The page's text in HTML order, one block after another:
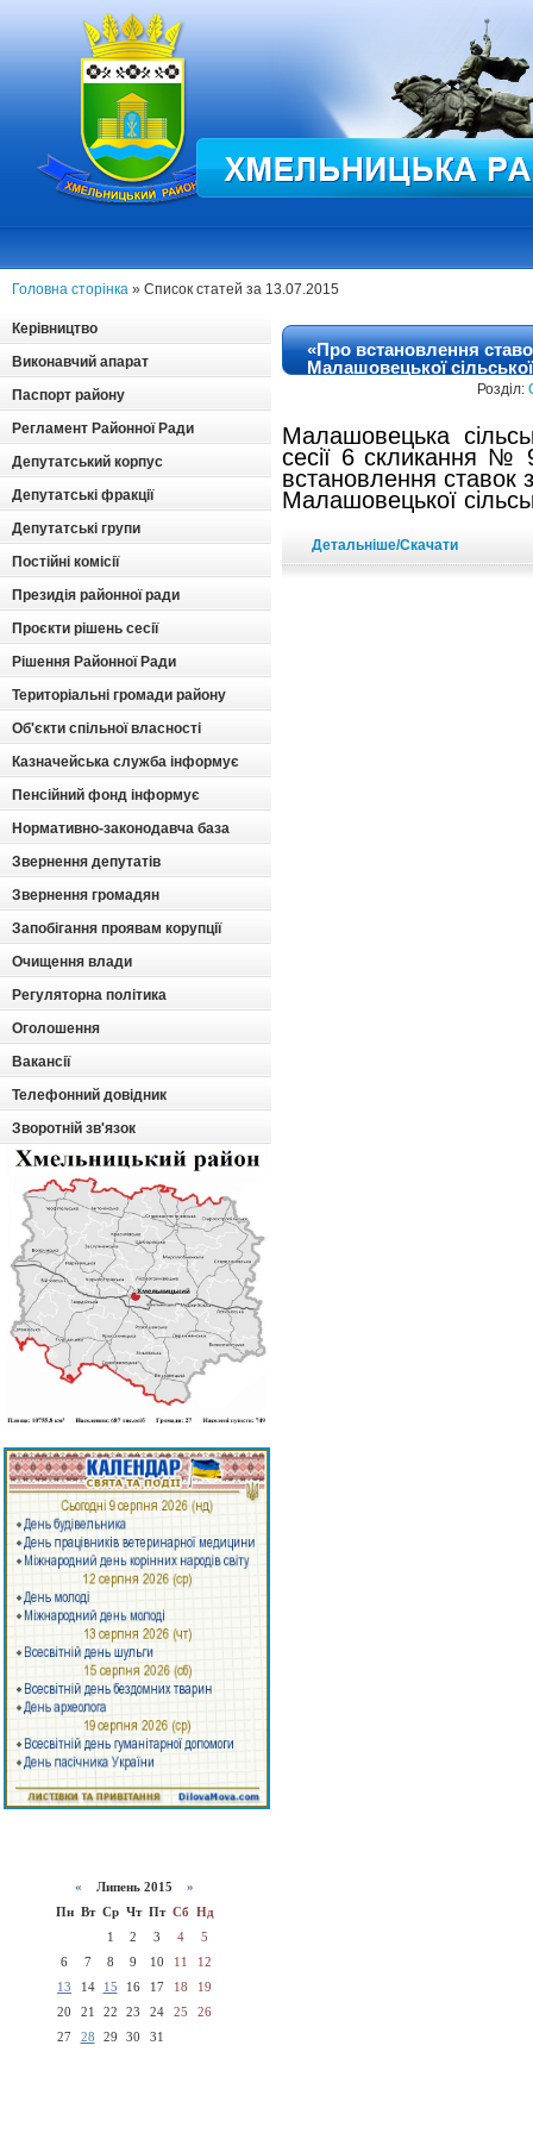
Головна сторінка » Список статей за 13.07.2015
Керівництво
Виконавчий апарат
Паспорт району
Регламент Районної Ради
Депутатський корпус
Депутатські фракції
Депутатські групи
Постійні комісії
Президія районної ради
Проєкти рішень сесії
Рішення Районної Ради
Територіальні громади району
Об'єкти спільної власності
Казначейська служба інформує
Пенсійний фонд інформує
Нормативно-законодавча база
Звернення депутатів
Звернення громадян
Запобігання проявам корупції
Очищення влади
Регуляторна політика
Оголошення
Вакансії
Телефонний довідник
Зворотній зв'язок
« Липень 2015 »
Пн Вт Ср Чт Пт Сб Нд
1
2 3 4
5
6
7 8 9 10 11
12
13
14 15 16 17 18
19
20
21 22 23 24 25
26
27
28 29 30 31
«Про встановлення
Малашовецької
Розділ:
Малашовецька
сесії 6 скликання №
встановлення ставок
Малашовецької
Детальніше/Скачати